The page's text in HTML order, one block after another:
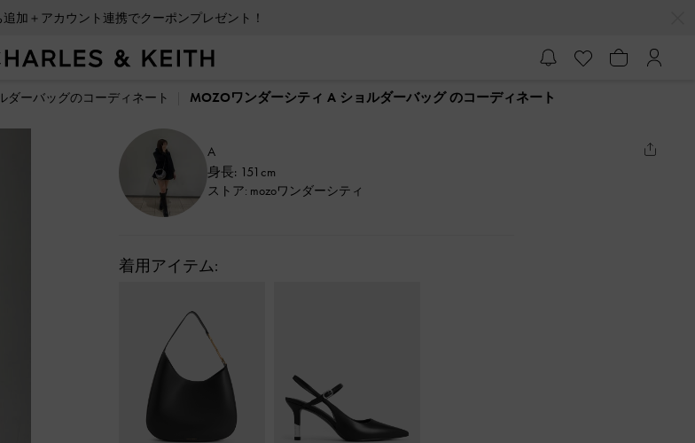
追加＋アカウント連携でクーポンプレゼント！
ダーバッグのコーディネート MOZOワンダーシティ A ショルダーバッグ のコーディネート
A
身長: 151cm
ストア: mozoワンダーシティ
着用アイテム: